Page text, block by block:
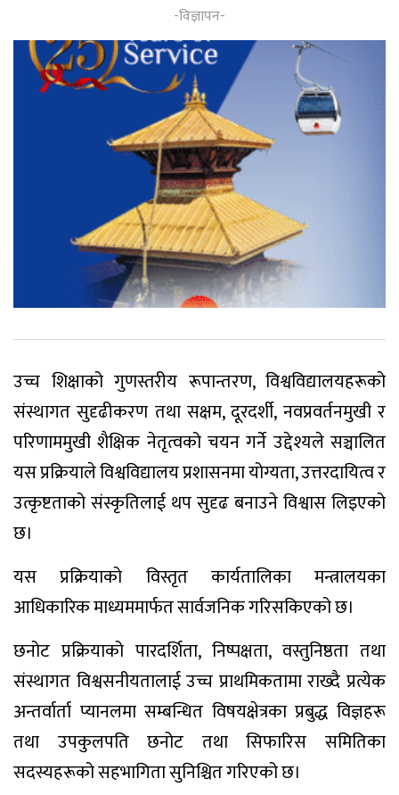
उच्च शिक्षाको गुणस्तरीय रूपान्तरण, विश्वविद्यालयहरूको
संस्थागत सुदृढीकरण तथा सक्षम, दूरदर्शी, नवप्रवर्तनमुखी र
परिणाममुखी शैक्षिक नेतृत्वको चयन गर्ने उद्देश्यले सञ्चालित
यस प्रक्रियाले विश्वविद्यालय प्रशासनमा योग्यता, उत्तरदायित्व र
उत्कृष्टताको संस्कृतिलाई थप सुदृढ बनाउने विश्वास लिइएको
छ।
यस प्रक्रियाको विस्तृत कार्यतालिका मन्त्रालयका
आधिकारिक माध्यममार्फत सार्वजनिक गरिसकिएको छ।
छनोट प्रक्रियाको पारदर्शिता, निष्पक्षता, वस्तुनिष्ठता तथा
संस्थागत विश्वसनीयतालाई उच्च प्राथमिकतामा राख्दै प्रत्येक
अन्तर्वार्ता प्यानलमा सम्बन्धित विषयक्षेत्रका प्रबुद्ध विज्ञहरू
तथा उपकुलपति छनोट तथा सिफारिस समितिका
सदस्यहरूको सहभागिता सुनिश्चित गरिएको छ।